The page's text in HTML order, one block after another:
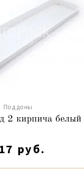
Поддоны
2 кирпича белый
руб.